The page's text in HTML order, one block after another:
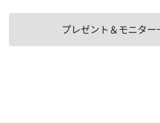
プレゼント＆モニター